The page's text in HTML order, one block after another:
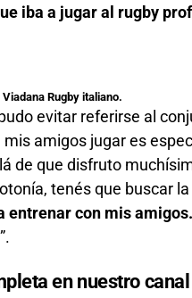
iba a jugar al rugby
Rugby italiano.
evitar referirse al
mis amigos jugar es
de que disfruto
tenés que buscar
entrenar con mis
”.
en nuestro canal